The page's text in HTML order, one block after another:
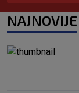
NAJNOVIJE